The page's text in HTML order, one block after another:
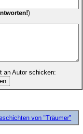
)
an Autor schicken:
von "Träumer"